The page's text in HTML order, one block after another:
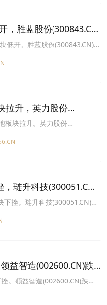
，胜蓝股份(300843.CN)
低开。胜蓝股份(300843.CN)跌
显盈科技(301067.CN)跌
跌5.00%报21.47元，*ST美
拉升，英力股份
板块拉升。英力股份
报6.36元，钧达股份
威股份(600438.CN)涨9.99%报
，琏升科技(300051.CN)
挫。琏升科技(300051.CN)跌
材料(688503.CN)跌3.08%报
报5.03元，帝科股份
益智造(002600.CN)跌
。领益智造(002600.CN)跌
泉新材(301489.CN)跌4.05%